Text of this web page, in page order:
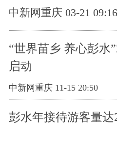
中新网重庆 03-21 09:16
“世界苗乡 养心彭水
启动
中新网重庆 11-15 20:50
彭水年接待游客量达